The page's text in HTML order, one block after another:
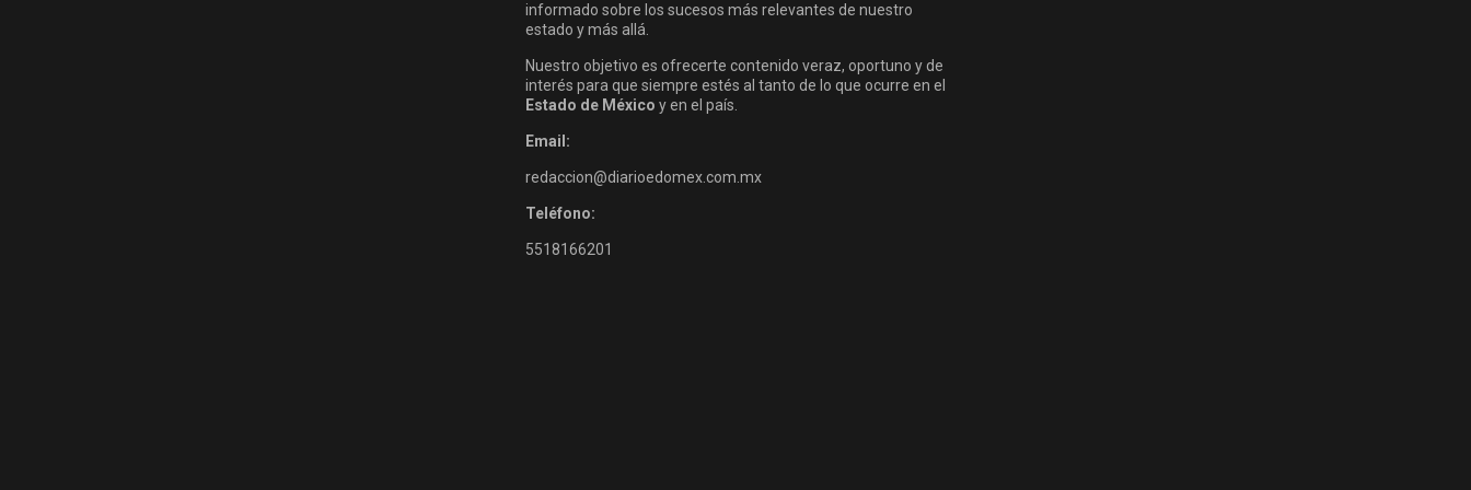
informado sobre los sucesos más relevantes de nuestro
estado y más allá.
Nuestro objetivo es ofrecerte contenido veraz, oportuno y de
interés para que siempre estés al tanto de lo que ocurre en el
Estado de México y en el país.
Email:
redaccion@diarioedomex.com.mx
Teléfono:
5518166201